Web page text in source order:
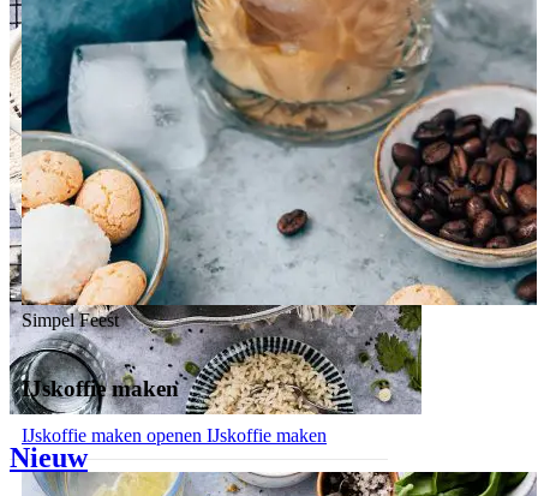
SimpelFeest
IJskoffie maken
IJskoffie maken openen IJskoffie maken
Nieuw